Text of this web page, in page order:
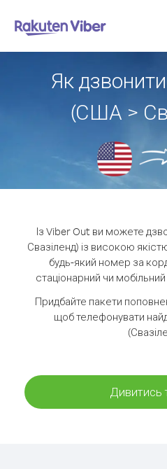
Як
(США >
Із Viber Out ви можете
Свазіленд) із високою
будь-який номер за
стаціонарний чи
Придбайте пакети
щоб телефонувати
Дивитись